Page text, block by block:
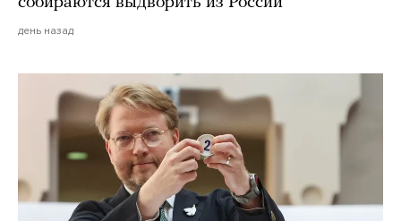
день назад